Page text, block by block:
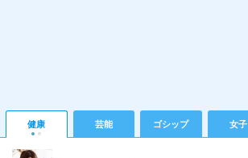
健康 芸能 ゴシップ 女子